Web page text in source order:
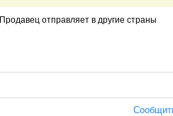
Продавец отправляет в другие страны